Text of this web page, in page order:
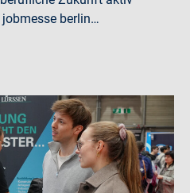
berlin…